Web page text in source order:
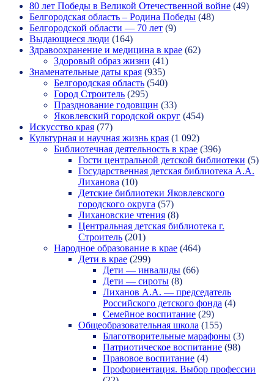
80 лет Победы в Великой Отечественной войне (49)
Белгородская область – Родина Победы (48)
Белгородской области — 70 лет (9)
Выдающиеся люди (164)
Здравоохранение и медицина в крае (62)
Здоровый образ жизни (41)
Знаменательные даты края (935)
Белгородская область (540)
Город Строитель (295)
Празднование годовщин (33)
Яковлевский городской округ (454)
Искусство края (77)
Культурная и научная жизнь края (1 092)
Библиотечная деятельность в крае (396)
Гости центральной детской библиотеки (5)
Государственная детская библиотека А.А.
Лиханова (10)
Детские библиотеки Яковлевского
городского округа (57)
Лихановские чтения (8)
Центральная детская библиотека г.
Строитель (201)
Народное образование в крае (464)
Дети в крае (299)
Дети — инвалиды (66)
Дети — сироты (8)
Лиханов А.А. — председатель
Российского детского фонда (4)
Семейное воспитание (29)
Общеобразовательная школа (155)
Благотворительные марафоны (3)
Патриотическое воспитание (98)
Правовое воспитание (4)
Профориентация. Выбор профессии